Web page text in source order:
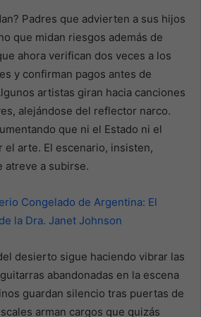
Padres que advierten a sus hijos
que midan riesgos además de
ahora verifican dos veces a los
y confirman pagos antes de
artistas giran hacia canciones
alejándose del reflector narco.
que ni el Estado ni el
el arte. El escenario, insisten,
atreve a subirse.
Congelado de Argentina: El
la Dra. Janet Johnson
desierto sigue haciendo vibrar las
abandonadas en la escena
guardan silencio tras puertas de
arman cargos que quizás